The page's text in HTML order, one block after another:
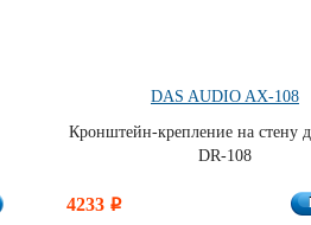
DAS AUDIO AX-108
Кронштейн-крепление на стену
DR-108
4233 i